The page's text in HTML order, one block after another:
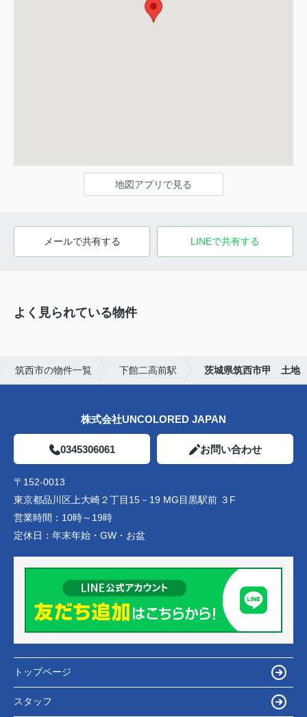
地図アプリで見る
メールで共有する LINEで共有する
よく見られている物件
筑西市の物件一覧 下館二高前駅 茨城県筑西市甲 土地
株式会社UNCOLORED JAPAN
0345306061 お問い合わせ
〒152-0013
東京都品川区上大崎２丁目15－19 MG目黒駅前 ３F
営業時間： 10時～19時
定休日： 年末年始・GW・お盆
トップページ
スタッフ